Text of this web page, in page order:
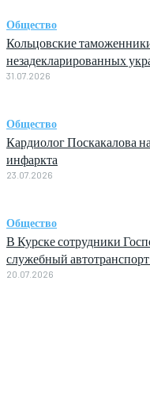
Общество
Кольцовские
незадекларированных
31.07.2026
Общество
Кардиолог Поскакалова
инфаркта
23.07.2026
Общество
В Курске сотрудники
служебный
20.07.2026